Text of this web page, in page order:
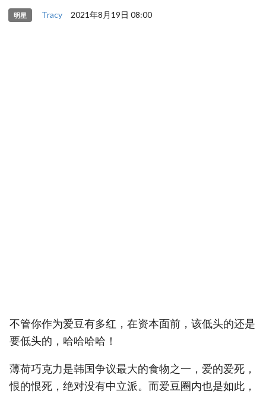
明星 Tracy 2021年8月19日 08:00
不管你作为爱豆有多红，在资本面前，该低头的还是
要低头的，哈哈哈哈！
薄荷巧克力是韩国争议最大的食物之一，爱的爱死，
恨的恨死，绝对没有中立派。而爱豆圈内也是如此，